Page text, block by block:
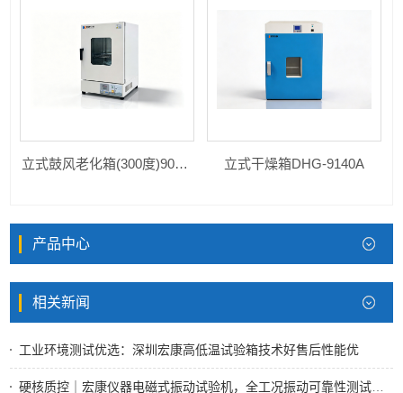
立式鼓风老化箱(300度)9075A 立式干燥箱DHG-9140A
产品中心
相关新闻
工业环境测试优选：深圳宏康高低温试验箱技术好售后性能优